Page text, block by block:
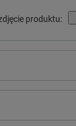
produktu: